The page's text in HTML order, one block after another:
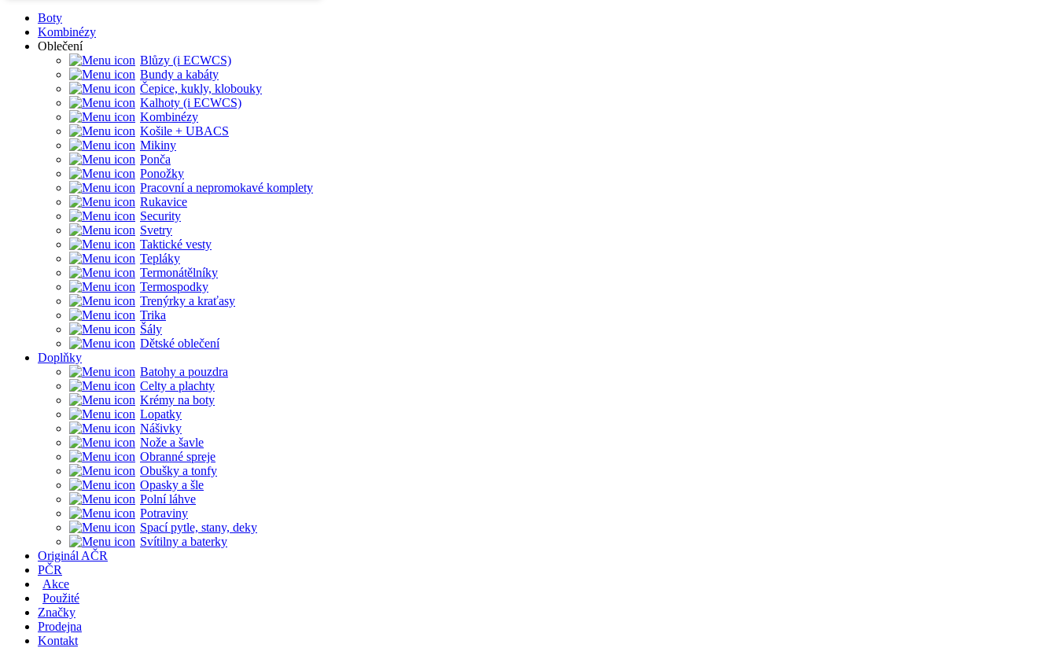
Boty
Kombinézy
Oblečení
Blůzy (i ECWCS)
Bundy a kabáty
Čepice, kukly, klobouky
Kalhoty (i ECWCS)
Kombinézy
Košile + UBACS
Mikiny
Ponča
Ponožky
Pracovní a nepromokavé komplety
Rukavice
Security
Svetry
Taktické vesty
Tepláky
Termonátělníky
Termospodky
Trenýrky a kraťasy
Trika
Šály
Dětské oblečení
Doplňky
Batohy a pouzdra
Celty a plachty
Krémy na boty
Lopatky
Nášivky
Nože a šavle
Obranné spreje
Obušky a tonfy
Opasky a šle
Polní láhve
Potraviny
Spací pytle, stany, deky
Svítilny a baterky
Originál AČR
PČR
Akce
Použité
Značky
Prodejna
Kontakt